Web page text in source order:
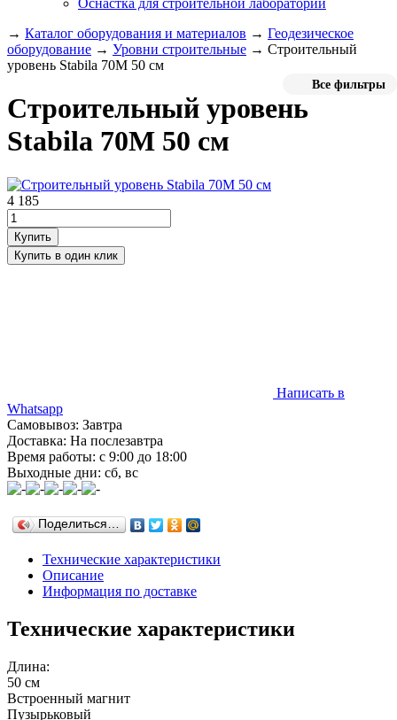
Оснастка для строительной лаборатории
→ Каталог оборудования и материалов → Геодезическое
оборудование → Уровни строительные → Строительный
уровень Stabila 70M 50 см
Все фильтры
Строительный уровень
Stabila 70M 50 см
4 185
Написать в
Whatsapp
Самовывоз: Завтра
Доставка: На послезавтра
Время работы: с 9:00 до 18:00
Выходные дни: сб, вс
Поделиться…
Технические характеристики
Описание
Информация по доставке
Технические характеристики
Длина:
50 см
Встроенный магнит
Пузырьковый